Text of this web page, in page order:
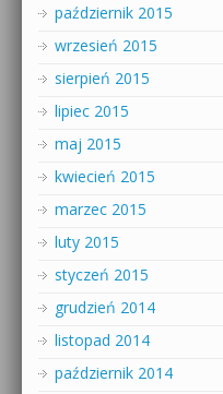
październik 2015
wrzesień 2015
sierpień 2015
lipiec 2015
maj 2015
kwiecień 2015
marzec 2015
luty 2015
styczeń 2015
grudzień 2014
listopad 2014
październik 2014